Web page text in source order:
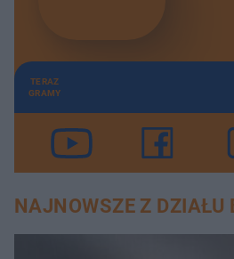
TERAZ
GRAMY
NAJNOWSZE Z DZIAŁU